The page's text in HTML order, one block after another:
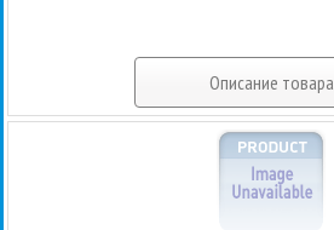
Описание товара